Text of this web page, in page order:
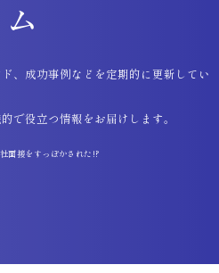
面接をすっぽかされた!?
、成功事例などを定期的に更新してい
で役立つ情報をお届けします。